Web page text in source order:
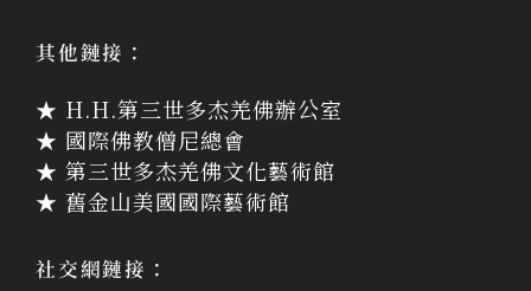
其他鏈接：
★ H.H.第三世多杰羌佛辦公室
★ 國際佛教僧尼總會
★ 第三世多杰羌佛文化藝術館
★ 舊金山美國國際藝術館
社交網鏈接：